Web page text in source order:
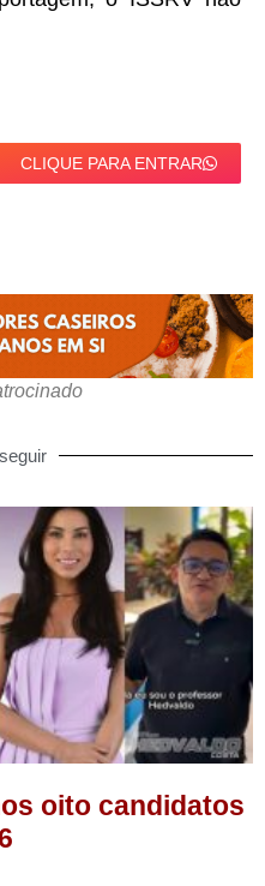
CLIQUE PARA ENTRAR
oito candidatos